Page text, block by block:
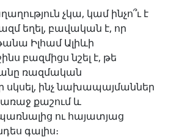
չկա, կամ ինչո՞ւ է
եղել, բավական է, որ
Իլհամ Ալիևի
բազմիցս նշել է, թե
ռազմական
սկսել, ինչ նախապայմաններ
քաշում և
ու հայատյաց
գալիս։